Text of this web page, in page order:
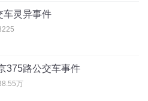
车灵异事件
375路公交车事件
万